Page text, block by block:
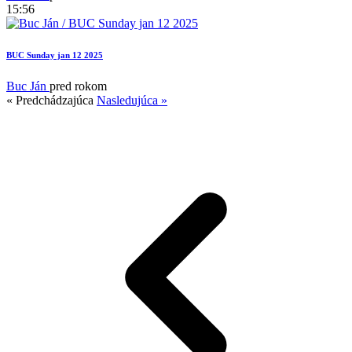
15:56
BUC Sunday jan 12 2025
Buc Ján pred rokom
« Predchádzajúca Nasledujúca »